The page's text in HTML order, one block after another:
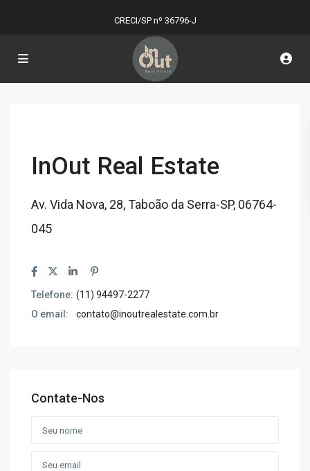
CRECI/SP nº 36796-J
InOut Real Estate
Av. Vida Nova, 28, Taboão da Serra-SP, 06764-
045
Telefone: (11) 94497-2277
O email:
contato@inoutrealestate.com.br
Contate-Nos